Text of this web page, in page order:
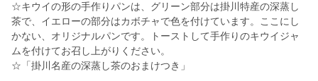
☆キウイの形の手作りパンは、グリーン部分は掛川特産の深蒸し
茶で、イエローの部分はカボチャで色を付けています。ここにし
かない、オリジナルパンです。トーストして手作りのキウイジャ
ムを付けてお召し上がりください。
☆「掛川名産の深蒸し茶のおまけつき」